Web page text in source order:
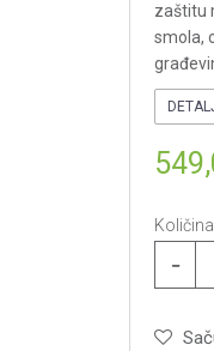
zaštitu
smola,